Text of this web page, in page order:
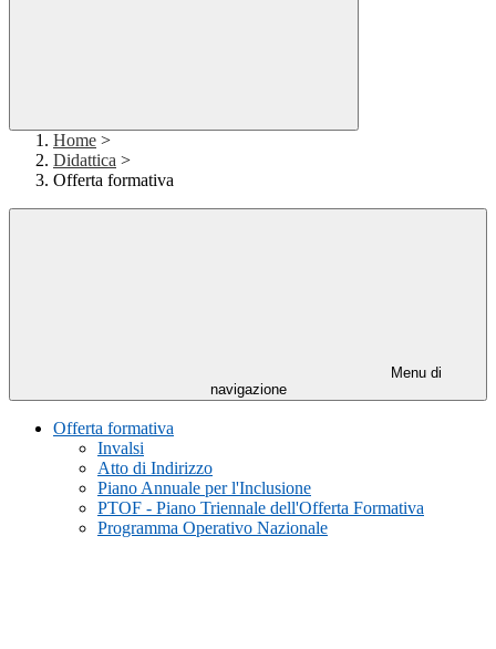
Home >
Didattica >
Offerta formativa
Menu di
navigazione
Offerta formativa
Invalsi
Atto di Indirizzo
Piano Annuale per l'Inclusione
PTOF - Piano Triennale dell'Offerta Formativa
Programma Operativo Nazionale